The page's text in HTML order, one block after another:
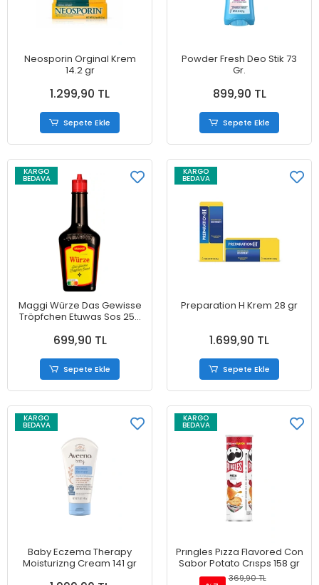
Neosporin Orginal Krem
14.2 gr
1.299,90 TL
Sepete Ekle
Powder Fresh Deo Stik 73
Gr.
899,90 TL
Sepete Ekle
KARGO
BEDAVA
Maggi Würze Das Gewisse
Tröpfchen Etuwas Sos 250
699,90 TL
Sepete Ekle
KARGO
BEDAVA
Preparation H Krem 28 gr
1.699,90 TL
Sepete Ekle
KARGO
BEDAVA
Baby Eczema Therapy
Moisturizng Cream 141 gr
KARGO
BEDAVA
Prıngles Pızza Flavored Con
Sabor Potato Crısps 158 gr
369,90 TL